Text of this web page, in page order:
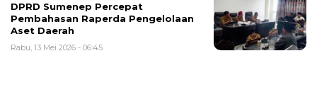
DPRD Sumenep Percepat
Pembahasan Raperda Pengelolaan
Aset Daerah
Rabu, 13 Mei 2026 - 06:45